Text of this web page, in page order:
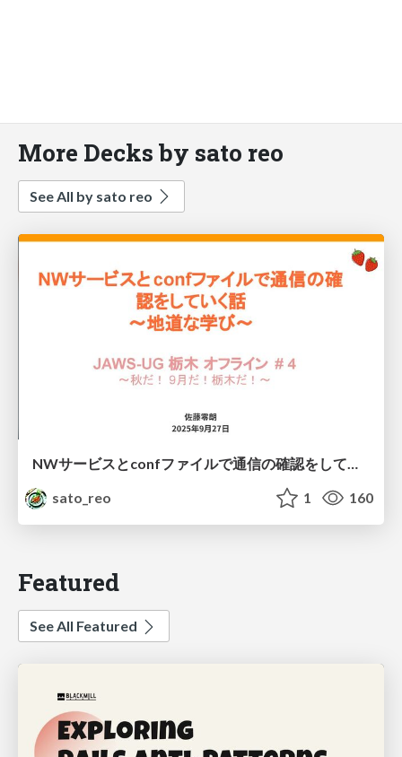
More Decks by sato reo
See All by sato reo
NWサービスとconfファイルで通信の確認をしていく話 〜地道な学び〜
sato_reo
1 160
Featured
See All Featured